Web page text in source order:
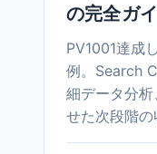
の完全ガ
PV1001達成
例。Search
細データ分
せた次段階の